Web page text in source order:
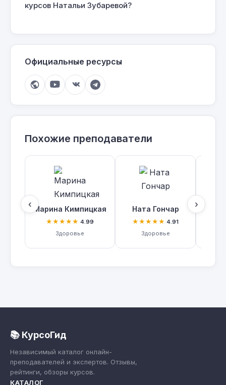
курсов Натальи Зубаревой?
Официальные ресурсы
Похожие преподаватели
‹ Марина Кимпицкая
★★★★★ 4.99
Здоровье
Ната Гончар
★★★★★ 4.91
Здоровье
›
📚 КурсоГид
Независимый каталог онлайн-
преподавателей и экспертов. Отзывы,
рейтинги, обзоры курсов.
КАТАЛОГ